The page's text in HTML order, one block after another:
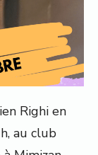
Righi en
au club